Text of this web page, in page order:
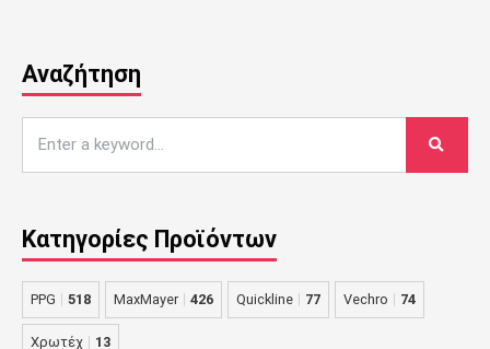
Αναζήτηση
Κατηγορίες Προϊόντων
PPG 518 MaxMayer 426 Quickline 77 Vechro 74
Χρωτέχ 13